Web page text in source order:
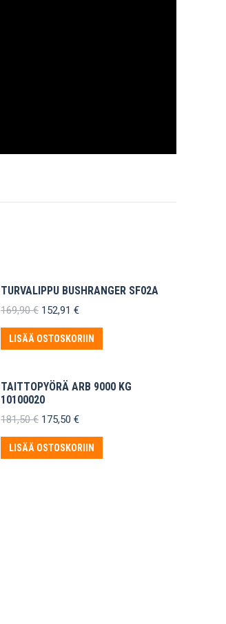
TURVALIPPU BUSHRANGER SF02A
169,90€ Alkuperäinen
oli:
169,90 €.
152,91 €Nykyinen
on:
152,91 €.
LISÄÄ OSTOSKORIIN
TAITTOPYÖRÄ ARB 9000 KG
10100020
181,50€ Alkuperäinen
oli:
181,50 €.
175,50 €Nykyinen
on:
175,50 €.
LISÄÄ OSTOSKORIIN